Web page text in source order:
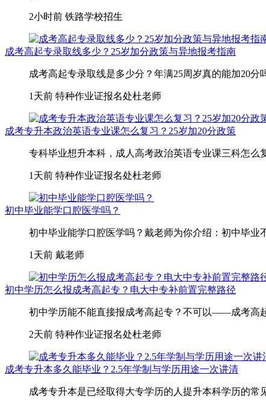
2小时前 铁路学校招生
成考高起专录取线多少？25岁加分政策与异地报考指南
成考高起专录取线是多少分？年满25周岁真的能加20
1天前 特种作业证报名处杜老师
成考专升本政治英语专业课怎么复习？25岁加20分政策
专科毕业想升本科，成人高考政治英语专业课三科怎
1天前 特种作业证报名处杜老师
初中毕业能学口腔医学吗？
初中毕业能学口腔医学吗？戴老师为你介绍：初中毕
1天前 戴老师
初中学历怎么报成考高起专？电大中专补前置完整路径
初中学历能不能直接报成考高起专？不可以——成考高
2天前 特种作业证报名处杜老师
成考专升本多久能毕业？2.5年学制与学历用途一次讲清
成考专升本是已经取得大专学历的人提升本科学历的